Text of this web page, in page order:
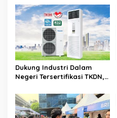
Dukung Industri Dalam
Negeri Tersertifikasi TKDN,
AC Floor Standing PB5
Series Dengan Refrigeran
R32